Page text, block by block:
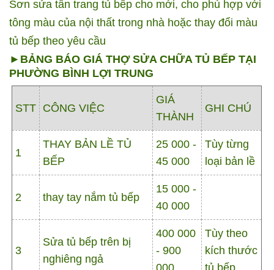
Sơn sửa tần trang tủ bếp cho mới, cho phù hợp với
tông màu của nội thất trong nhà hoặc thay đổi màu
tủ bếp theo yêu cầu
►BẢNG BÁO GIÁ THỢ SỬA CHỮA TỦ BẾP TẠI
PHƯỜNG BÌNH LỢI TRUNG
STT CÔNG VIỆC
GIÁ
THÀNH
GHI CHÚ
1
THAY BẢN LỀ TỦ
BẾP
25 000 -
45 000
Tùy từng
loại bản lề
2 thay tay nắm tủ bếp
15 000 -
40 000
3
Sửa tủ bếp trên bị
nghiêng ngả
400 000
- 900
Tùy theo
kích thước